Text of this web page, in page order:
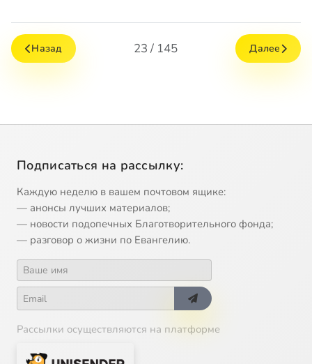
Назад 23 / 145 Далее
Подписаться на рассылку:
Каждую неделю в вашем почтовом ящике:
— анонсы лучших материалов;
— новости подопечных Благотворительного фонда;
— разговор о жизни по Евангелию.
Рассылки осуществляются на платформе